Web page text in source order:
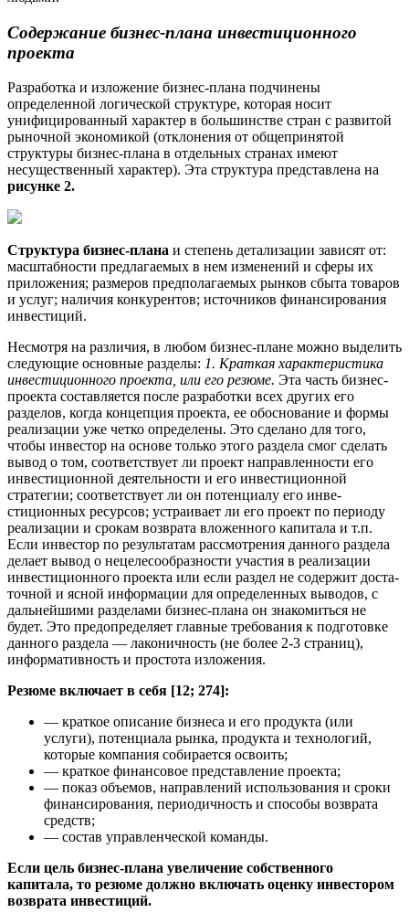
Содержание бизнес-плана инвестиционного
проекта
Разработка и изложение бизнес-плана подчинены
определенной логической структуре, которая носит
унифицированный характер в большинстве стран с развитой
рыночной экономикой (отклоне­ния от общепринятой
структуры бизнес-плана в отдельных странах имеют
несущественный харак­тер). Эта структура представлена на
рисунке 2.
Структура бизнес-плана и степень детализации зависят от:
масштабности предлагаемых в нем изменений и сферы их
приложения; размеров предполагаемых рынков сбыта товаров
и услуг; нали­чия конкурентов; источников финансирования
инвестиций.
Несмотря на различия, в любом бизнес-плане можно выделить
следующие основные разделы: 1. Краткая характеристика
инвестиционного проекта, или его резюме. Эта часть бизнес-
проекта составляется после разработки всех других его
разделов, когда концепция проекта, ее обос­нование и формы
реализации уже четко определены. Это сделано для того,
чтобы инвестор на основе только этого раздела смог сделать
вывод о том, соответствует ли проект направленности его
инве­стиционной деятельности и его инвестиционной
стратегии; соответствует ли он потенциалу его инве­
стиционных ресурсов; устраивает ли его проект по периоду
реализации и срокам возврата вложенно­го капитала и т.п.
Если инвестор по результатам рассмотрения данного раздела
делает вывод о неце­лесообразности участия в реализации
инвестиционного проекта или если раздел не содержит доста­
точной и ясной информации для определенных выводов, с
дальнейшими разделами бизнес-плана он знакомиться не
будет. Это предопределяет главные требования к подготовке
данного раздела — ла­коничность (не более 2-3 страниц),
информативность и простота изложения.
Резюме включает в себя [12; 274]:
— краткое описание бизнеса и его продукта (или
услуги), потенциала рынка, продукта и техноло­гий,
которые компания собирается освоить;
— краткое финансовое представление проекта;
— показ объемов, направлений использования и сроки
финансирования, периодичность и спосо­бы возврата
средств;
— состав управленческой команды.
Если цель бизнес-плана увеличение собственного
капитала, то резюме должно включать оценку инвестором
возврата инвестиций.